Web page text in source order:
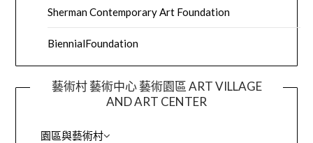
Sherman Contemporary Art Foundation
BiennialFoundation
藝術村 藝術中心 藝術園區 ART VILLAGE
AND ART CENTER
園區與藝術村